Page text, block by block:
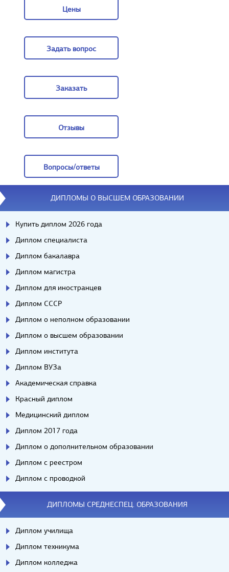
Цены
Задать вопрос
Заказать
Отзывы
Вопросы/ответы
Вопросы/ответы
ДИПЛОМЫ О ВЫСШЕМ ОБРАЗОВАНИИ
Купить диплом 2026 года
Диплом специалиста
Диплом бакалавра
Диплом магистра
Диплом для иностранцев
Диплом СССР
Диплом о неполном образовании
Диплом о высшем образовании
Диплом института
Диплом ВУЗа
Академическая справка
Красный диплом
Медицинский диплом
Диплом 2017 года
Диплом о дополнительном образовании
Диплом с реестром
Диплом с проводкой
ДИПЛОМЫ СРЕДНЕСПЕЦ. ОБРАЗОВАНИЯ
Диплом училища
Диплом техникума
Диплом колледжа